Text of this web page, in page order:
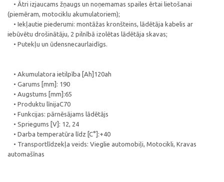
• Ātri izjaucams žņaugs un noņemamas spailes ērtai lietošanai
(piemēram, motociklu akumulatoriem);
• Iekļautie piederumi: montāžas kronšteins, lādētāja kabelis ar
iebūvētu drošinātāju, 2 pilnībā izolētas lādētāja skavas;
• Putekļu un ūdensnecaurlaidīgs.
• Akumulatora ietilpība [Ah]120ah
• Garums [mm]: 190
• Augstums [mm]:65
• Produktu līnijaC70
• Funkcijas: pārnēsājams lādētājs
• Spriegums [V]: 12, 24
• Darba temperatūra līdz [C°]:+40
• Transportlīdzekļa veids: Vieglie automobiļi, Motocikli, Kravas
automašīnas